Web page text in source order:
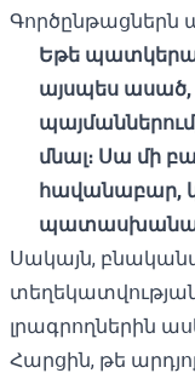
Գործընթացներն
Եթե
այսպես
մնալ։ Սա մի
հավանաբար,
Սակայն,
տեղեկատվության
լրագրողներին
Հարցին, թե